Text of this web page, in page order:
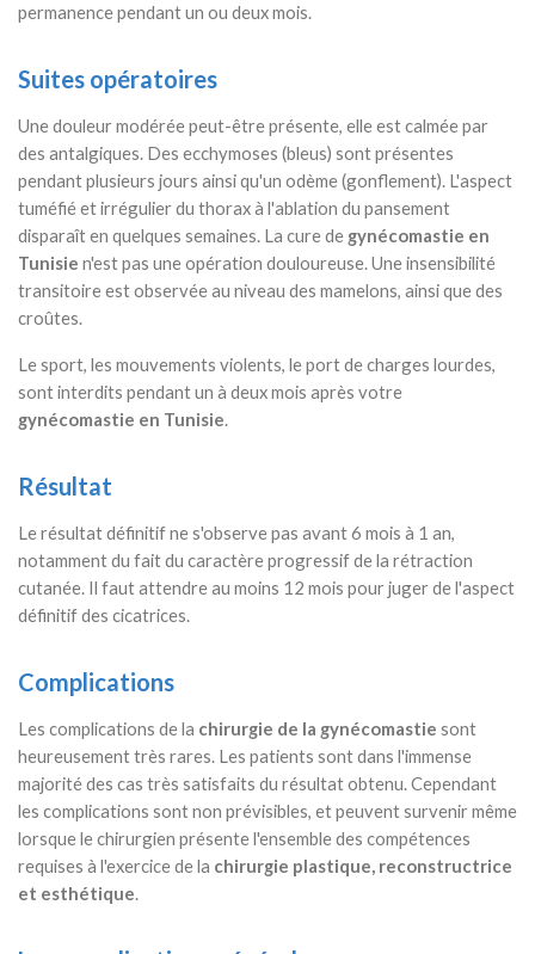
permanence pendant un ou deux mois.
Suites opératoires
Une douleur modérée peut-être présente, elle est calmée par
des antalgiques. Des ecchymoses (bleus) sont présentes
pendant plusieurs jours ainsi qu'un odème (gonflement). L'aspect
tuméfié et irrégulier du thorax à l'ablation du pansement
disparaît en quelques semaines. La cure de gynécomastie en
Tunisie n'est pas une opération douloureuse. Une insensibilité
transitoire est observée au niveau des mamelons, ainsi que des
croûtes.
Le sport, les mouvements violents, le port de charges lourdes,
sont interdits pendant un à deux mois après votre
gynécomastie en Tunisie.
Résultat
Le résultat définitif ne s'observe pas avant 6 mois à 1 an,
notamment du fait du caractère progressif de la rétraction
cutanée. Il faut attendre au moins 12 mois pour juger de l'aspect
définitif des cicatrices.
Complications
Les complications de la chirurgie de la gynécomastie sont
heureusement très rares. Les patients sont dans l'immense
majorité des cas très satisfaits du résultat obtenu. Cependant
les complications sont non prévisibles, et peuvent survenir même
lorsque le chirurgien présente l'ensemble des compétences
requises à l'exercice de la chirurgie plastique, reconstructrice
et esthétique.